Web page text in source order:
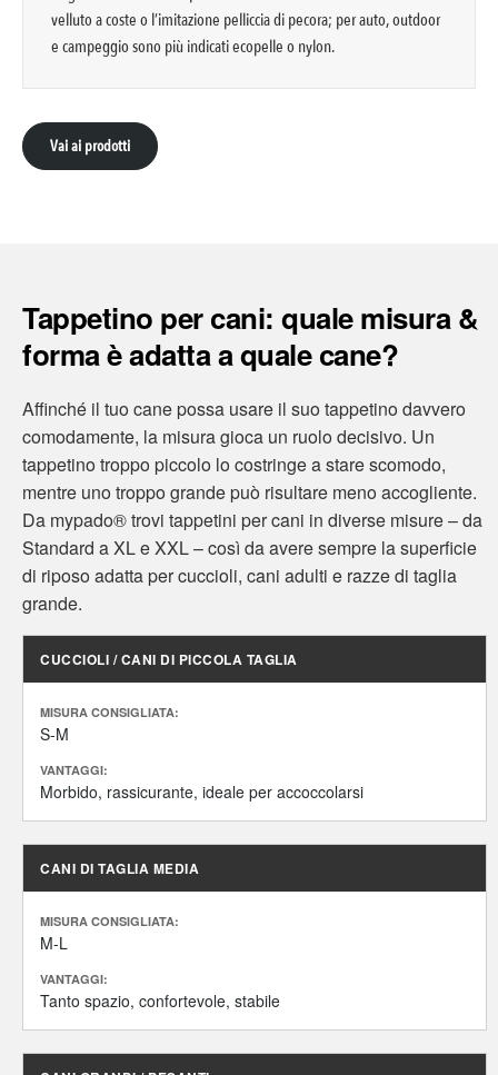
velluto a coste o l’imitazione pelliccia di pecora; per auto, outdoor
e campeggio sono più indicati ecopelle o nylon.
Vai ai prodotti
Tappetino per cani: quale misura &
forma è adatta a quale cane?
Affinché il tuo cane possa usare il suo tappetino davvero
comodamente, la misura gioca un ruolo decisivo. Un
tappetino troppo piccolo lo costringe a stare scomodo,
mentre uno troppo grande può risultare meno accogliente.
Da mypado® trovi tappetini per cani in diverse misure – da
Standard a XL e XXL – così da avere sempre la superficie
di riposo adatta per cuccioli, cani adulti e razze di taglia
grande.
CUCCIOLI / CANI DI PICCOLA TAGLIA
MISURA CONSIGLIATA:
S-M
VANTAGGI:
Morbido, rassicurante, ideale per accoccolarsi
CANI DI TAGLIA MEDIA
MISURA CONSIGLIATA:
M-L
VANTAGGI:
Tanto spazio, confortevole, stabile